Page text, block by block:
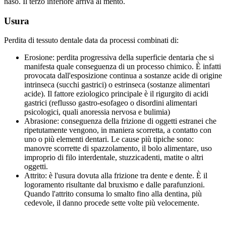
Usura
Perdita di tessuto dentale data da processi combinati di:
Erosione: perdita progressiva della superficie dentaria che si
manifesta quale conseguenza di un processo chimico. È infatti
provocata dall'esposizione continua a sostanze acide di origine
intrinseca (succhi gastrici) o estrinseca (sostanze alimentari
acide). Il fattore eziologico principale è il rigurgito di acidi
gastrici (reflusso gastro-esofageo o disordini alimentari
psicologici, quali anoressia nervosa e bulimia)
Abrasione: conseguenza della frizione di oggetti estranei che
ripetutamente vengono, in maniera scorretta, a contatto con
uno o più elementi dentari. Le cause più tipiche sono:
manovre scorrette di spazzolamento, il bolo alimentare, uso
improprio di filo interdentale, stuzzicadenti, matite o altri
oggetti.
Attrito: è l'usura dovuta alla frizione tra dente e dente. È il
logoramento risultante dal bruxismo e dalle parafunzioni.
Quando l'attrito consuma lo smalto fino alla dentina, più
cedevole, il danno procede sette volte più velocemente.